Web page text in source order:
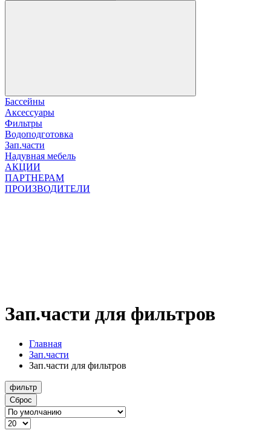
Бассейны
Аксессуары
Фильтры
Водоподготовка
Зап.части
Надувная мебель
АКЦИИ
ПАРТНЕРАМ
ПРОИЗВОДИТЕЛИ
Зап.части для фильтров
Главная
Зап.части
Зап.части для фильтров
фильтр
Сброс